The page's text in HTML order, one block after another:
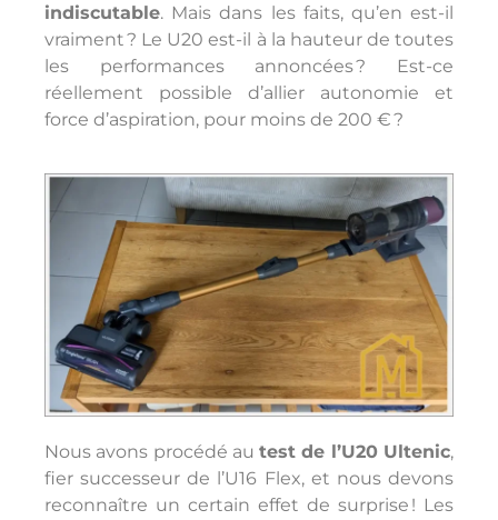
indiscutable. Mais dans les faits, qu’en est-il
vraiment ? Le U20 est-il à la hauteur de toutes
les performances annoncées ? Est-ce
réellement possible d’allier autonomie et
force d’aspiration, pour moins de 200 € ?
Nous avons procédé autest de l’U20 Ultenic,
fier successeur de l’U16 Flex, et nous devons
reconnaître un certain effet de surprise ! Les